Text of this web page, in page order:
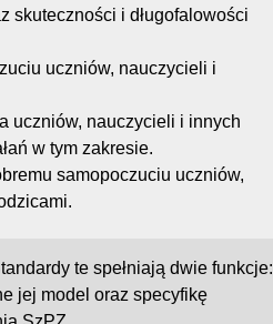
skuteczności i długofalowości
uczniów, nauczycieli i
uczniów, nauczycieli i innych
w tym zakresie.
samopoczuciu uczniów,
te spełniają dwie funkcje:
jej model oraz specyfikę